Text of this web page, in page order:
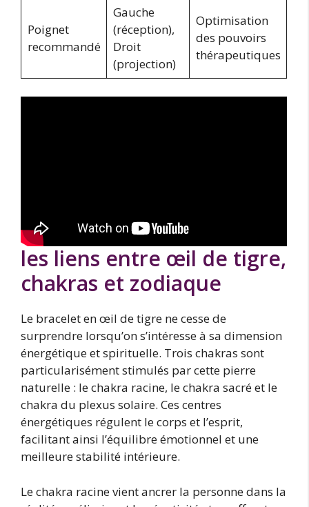
Poignet
recommandé
Gauche
(réception),
Droit
(projection)
Optimisation
des pouvoirs
thérapeutiques
les liens entre œil de tigre,
chakras et zodiaque
Le bracelet en œil de tigre ne cesse de
surprendre lorsqu’on s’intéresse à sa dimension
énergétique et spirituelle. Trois chakras sont
particularisément stimulés par cette pierre
naturelle : le chakra racine, le chakra sacré et le
chakra du plexus solaire. Ces centres
énergétiques régulent le corps et l’esprit,
facilitant ainsi l’équilibre émotionnel et une
meilleure stabilité intérieure.
Le chakra racine vient ancrer la personne dans la